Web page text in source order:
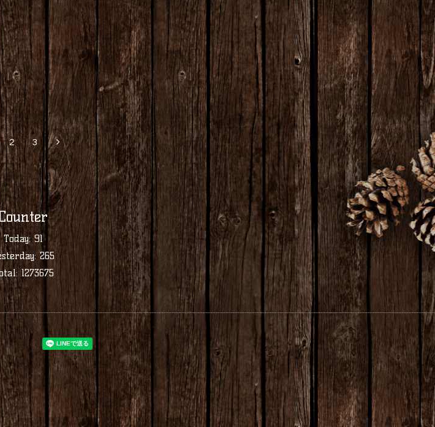
2 3
Today:91
265
1273675